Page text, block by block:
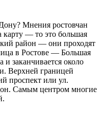
Мнения ростовчан
карту — то это большая
район — они проходят
в Ростове — Большая
и заканчивается около
Верхней границей
проспект или ул.
Самым центром многие